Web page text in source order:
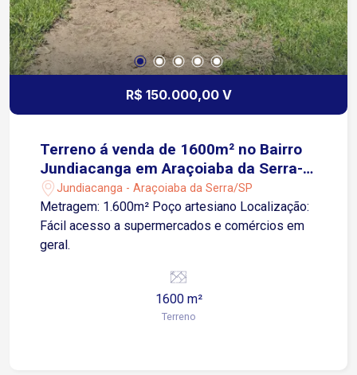
R$ 150.000,00 V
Terreno á venda de 1600m² no Bairro
Jundiacanga em Araçoiaba da Serra-
SPJundiacanga - Araçoiaba da Serra/SP
Metragem: 1.600m² Poço artesiano Localização:
Fácil acesso a supermercados e comércios em
geral.
1600 m²
Terreno